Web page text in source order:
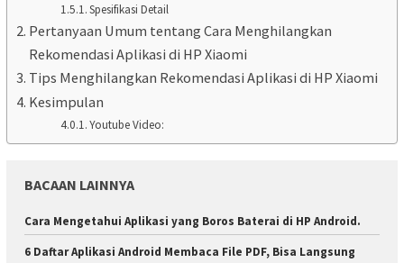
Spesifikasi Detail
Pertanyaan Umum tentang Cara Menghilangkan
Rekomendasi Aplikasi di HP Xiaomi
Tips Menghilangkan Rekomendasi Aplikasi di HP Xiaomi
Kesimpulan
Youtube Video:
BACAAN LAINNYA
Cara Mengetahui Aplikasi yang Boros Baterai di HP Android.
6 Daftar Aplikasi Android Membaca File PDF, Bisa Langsung